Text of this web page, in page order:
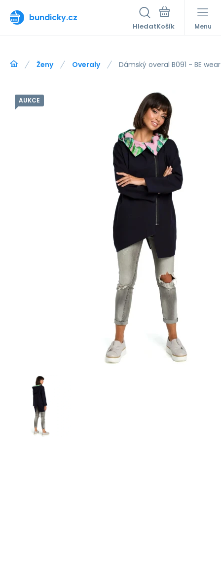
bundicky.cz
Hledat Menu
Ženy Overaly Dámský overal B091 - BE wear
AUKCE